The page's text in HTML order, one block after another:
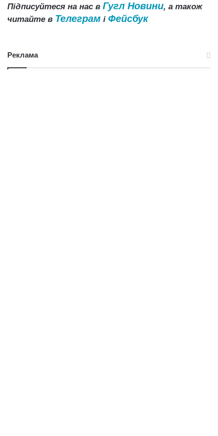
Підписуйтеся на нас в Гугл Новини, а також
читайте в Телеграм і Фейсбук
Реклама